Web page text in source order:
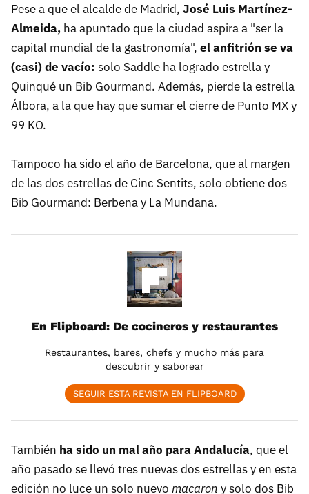
Pese a que el alcalde de Madrid, José Luis Martínez-
Almeida, ha apuntado que la ciudad aspira a "ser la
capital mundial de la gastronomía", el anfitrión se va
(casi) de vacío: solo Saddle ha logrado estrella y
Quinqué un Bib Gourmand. Además, pierde la estrella
Álbora, a la que hay que sumar el cierre de Punto MX y
99 KO.
Tampoco ha sido el año de Barcelona, que al margen
de las dos estrellas de Cinc Sentits, solo obtiene dos
Bib Gourmand: Berbena y La Mundana.
En Flipboard: De cocineros y restaurantes
Restaurantes, bares, chefs y mucho más para
descubrir y saborear
SEGUIR ESTA REVISTA EN FLIPBOARD
También ha sido un mal año para Andalucía, que el
año pasado se llevó tres nuevas dos estrellas y en esta
edición no luce un solo nuevo macaron y solo dos Bib